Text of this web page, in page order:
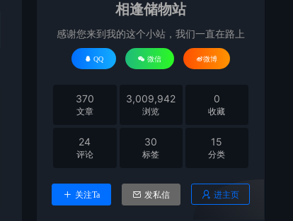
相逢储物站
感谢您来到我的这个小站，我们一直在路上
QQ 微信 微博
370
文章
3,009,942
浏览
0
收藏
24
评论
30
标签
15
分类
关注Ta 发私信 进主页